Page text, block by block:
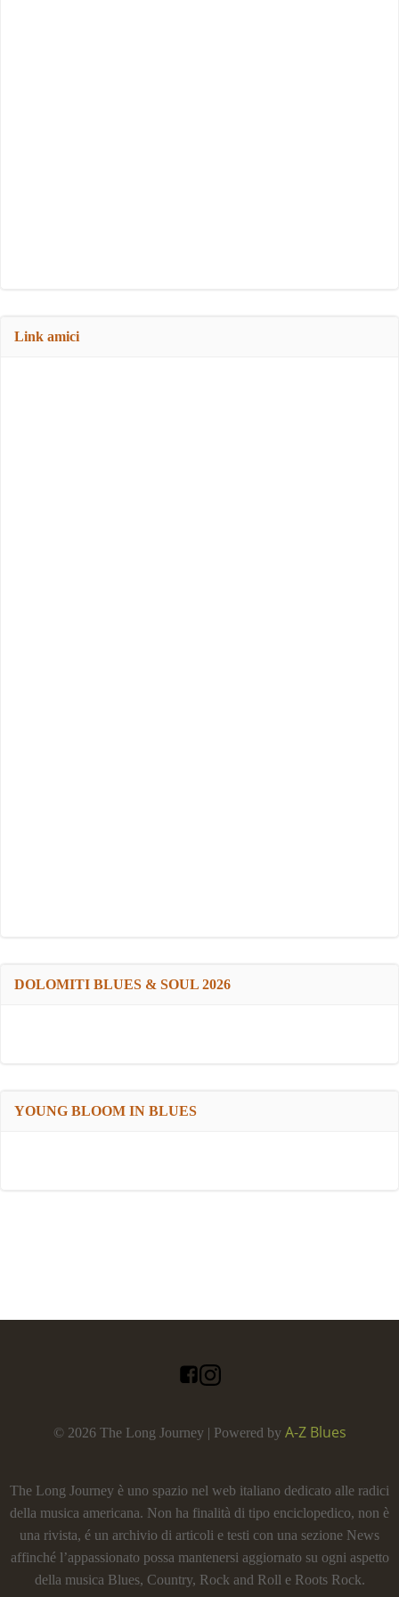
Link amici
DOLOMITI BLUES & SOUL 2026
YOUNG BLOOM IN BLUES
© 2026 The Long Journey | Powered by A-Z Blues
The Long Journey è uno spazio nel web italiano dedicato alle radici
della musica americana. Non ha finalità di tipo enciclopedico, non è
una rivista, é un archivio di articoli e testi con una sezione News
affinché l’appassionato possa mantenersi aggiornato su ogni aspetto
della musica Blues, Country, Rock and Roll e Roots Rock.